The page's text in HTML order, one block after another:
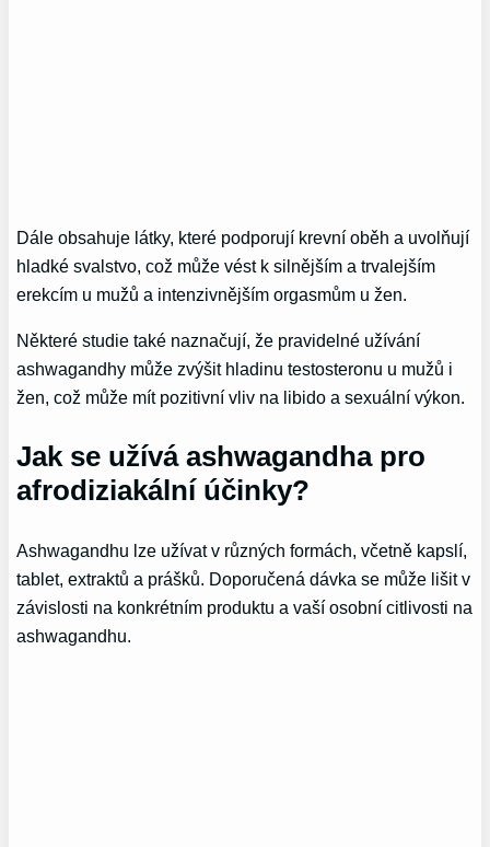
Dále obsahuje látky, které podporují krevní oběh a uvolňují
hladké svalstvo, což může vést k silnějším a trvalejším
erekcím u mužů a intenzivnějším orgasmům u žen.
Některé studie také naznačují, že pravidelné užívání
ashwagandhy může zvýšit hladinu testosteronu u mužů i
žen, což může mít pozitivní vliv na libido a sexuální výkon.
Jak se užívá ashwagandha pro
afrodiziakální účinky?
Ashwagandhu lze užívat v různých formách, včetně kapslí,
tablet, extraktů a prášků. Doporučená dávka se může lišit v
závislosti na konkrétním produktu a vaší osobní citlivosti na
ashwagandhu.